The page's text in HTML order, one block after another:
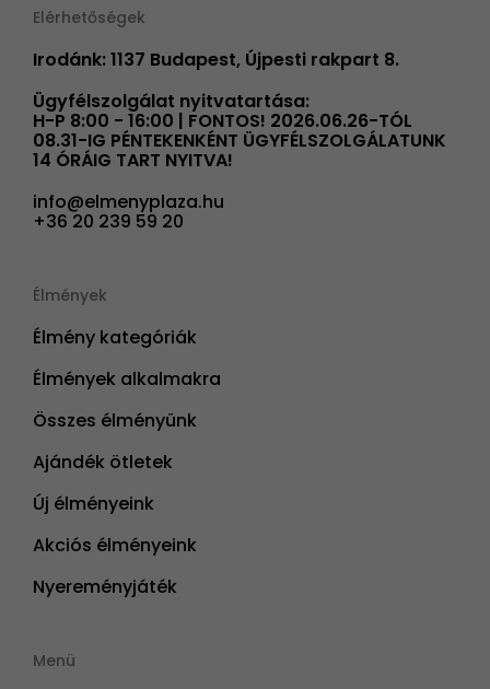
Elérhetőségek
Irodánk: 1137 Budapest, Újpesti rakpart 8.
Ügyfélszolgálat nyitvatartása:
H-P 8:00 - 16:00 | FONTOS! 2026.06.26-TÓL
08.31-IG PÉNTEKENKÉNT ÜGYFÉLSZOLGÁLATUNK
14 ÓRÁIG TART NYITVA!
info@elmenyplaza.hu
+36 20 239 59 20
Élmények
Élmény kategóriák
Élmények alkalmakra
Összes élményünk
Ajándék ötletek
Új élményeink
Akciós élményeink
Nyereményjáték
Menü